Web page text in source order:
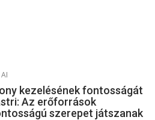
kezelésének fontosságát
Az erőforrások
szerepet játszanak